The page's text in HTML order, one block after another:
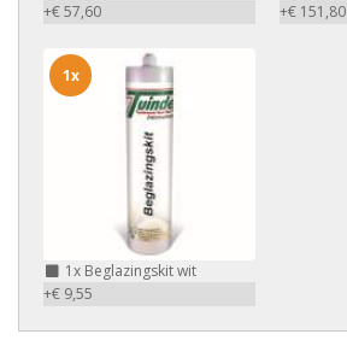
+€ 57,60
+€ 151,80
1x Beglazingskit wit
+€ 9,55
1x